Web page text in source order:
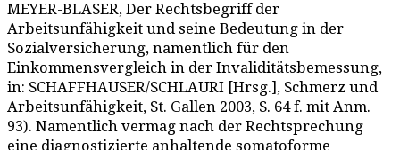
MEYER-BLASER, Der Rechtsbegriff der
Arbeitsunfähigkeit und seine Bedeutung in der
Sozialversicherung, namentlich für den
Einkommensvergleich in der Invaliditätsbemessung,
in: SCHAFFHAUSER/SCHLAURI [Hrsg.], Schmerz und
Arbeitsunfähigkeit, St. Gallen 2003, S. 64 f. mit Anm.
93). Namentlich vermag nach der Rechtsprechung
eine diagnostizierte anhaltende somatoforme